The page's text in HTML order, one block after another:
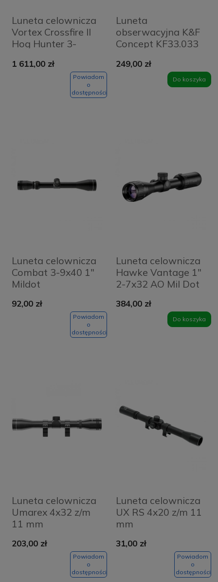
Luneta celownicza
Vortex Crossfire II
Hog Hunter 3-
V-Brite
1 611,00 zł
Powiadom
o
dostępności
Luneta
obserwacyjna K&F
Concept KF33.033
249,00 zł
Do koszyka
Luneta celownicza
Combat 3-9x40 1"
Mildot
92,00 zł
Powiadom
o
dostępności
Luneta celownicza
Hawke Vantage 1"
2-7x32 AO Mil Dot
384,00 zł
Do koszyka
Luneta celownicza
Umarex 4x32 z/m
11 mm
203,00 zł
Powiadom
o
dostępności
Luneta celownicza
UX RS 4x20 z/m 11
mm
31,00 zł
Powiadom
o
dostępności